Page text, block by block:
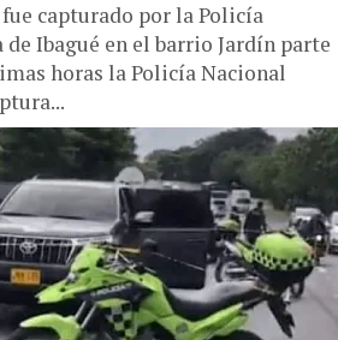
capturado por la Policía
Ibagué en el barrio Jardín parte
horas la Policía Nacional